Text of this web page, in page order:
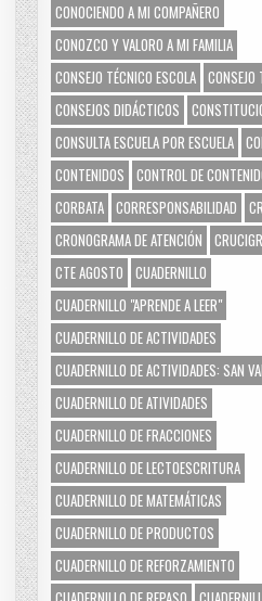
CONOCIENDO A MI COMPAÑERO
CONOZCO Y VALORO A MI FAMILIA
CONSEJO TÉCNICO ESCOLA CONSEJO
CONSEJOS DIDÁCTICOS
CONSULTA ESCUELA POR ESCUELA
CONTENIDOS CONTROL DE
CORBATA CORRESPONSABILIDAD
CRONOGRAMA DE ATENCIÓN
CTE AGOSTO CUADERNILLO
CUADERNILLO "APRENDE A LEER"
CUADERNILLO DE ACTIVIDADES
CUADERNILLO DE ACTIVIDADES: SAN
CUADERNILLO DE ATIVIDADES
CUADERNILLO DE FRACCIONES
CUADERNILLO DE LECTOESCRITURA
CUADERNILLO DE MATEMÁTICAS
CUADERNILLO DE PRODUCTOS
CUADERNILLO DE REFORZAMIENTO